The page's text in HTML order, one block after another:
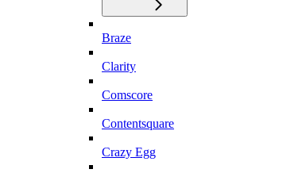
Braze
Clarity
Comscore
Contentsquare
Crazy Egg